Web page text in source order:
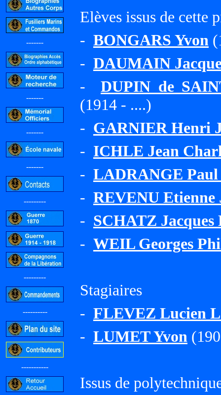
-------
-------
-------
-------
---------
---------
----------
-----------
Elèves issus de cette
- BONGARS Yvon
- DAUMAIN
-DUPIN de
(1914 - ....)
- GARNIER Henri
- ICHLE Jean
- LADRANGE
- REVENU Etienne
- SCHATZ Jacques
- WEIL Georges
Stagiaires
- FLEVEZ Lucien
- LUMET Yvon
Issus de